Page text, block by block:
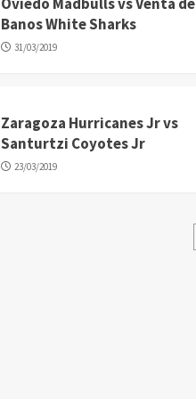
Banos White Sharks
31/03/2019
Zaragoza Hurricanes Jr vs
Santurtzi Coyotes Jr
23/03/2019